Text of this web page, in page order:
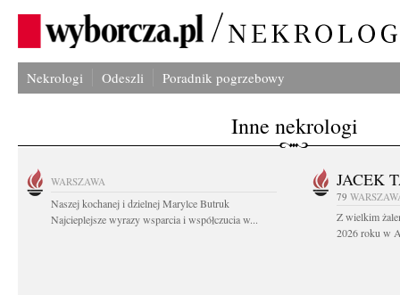
Nekrologi Odeszli Poradnik pogrzebowy
Inne nekrologi
WARSZAWA
Naszej kochanej i dzielnej Marylce Butruk
Najcieplejsze wyrazy wsparcia i współczucia w...
JACEK
79
Z wielkim
2026 roku w